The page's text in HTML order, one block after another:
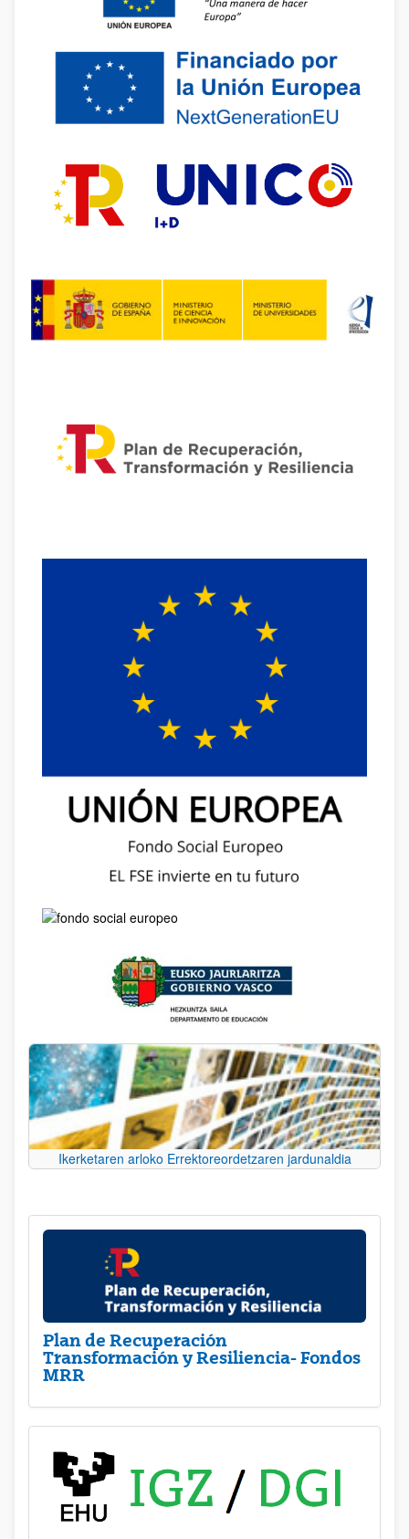
Ikerketaren arloko Errektoreordetzaren jardunaldia
Plan de Recuperación
Transformación y Resiliencia- Fondos
MRR